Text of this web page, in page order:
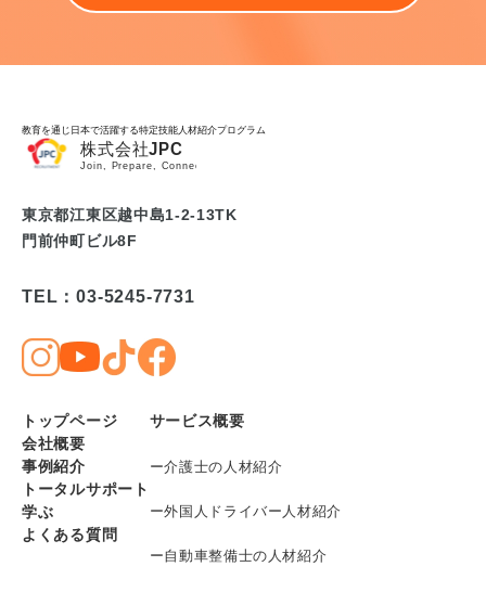
教育を通じ日本で活躍する特定技能人材紹介プログラム
東京都江東区越中島1-2-13TK
門前仲町ビル8F
TEL：03-5245-7731
トップページ
会社概要
事例紹介
トータルサポート
学ぶ
よくある質問
サービス概要
ー介護士の人材紹介
ー外国人ドライバー人材紹介
ー自動車整備士の人材紹介